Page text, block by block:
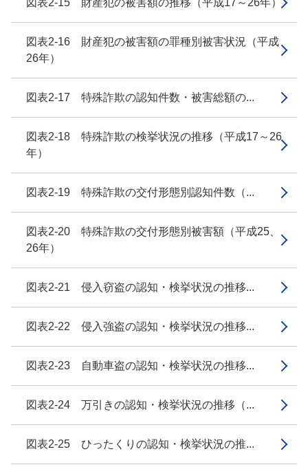
図表2-15 財産犯の被害額の推移（平成17～26年）
図表2-16 財産犯の被害額の罪種別被害状況（平成
26年）
図表2-17 特殊詐欺の認知件数・被害総額の...
図表2-18 特殊詐欺の検挙状況の推移（平成17～26
年）
図表2-19 特殊詐欺の交付形態別認知件数（...
図表2-20 特殊詐欺の交付形態別被害額（平成25、
26年）
図表2-21 侵入窃盗の認知・検挙状況の推移...
図表2-22 侵入強盗の認知・検挙状況の推移...
図表2-23 自動車盗の認知・検挙状況の推移...
図表2-24 万引きの認知・検挙状況の推移（...
図表2-25 ひったくりの認知・検挙状況の推...